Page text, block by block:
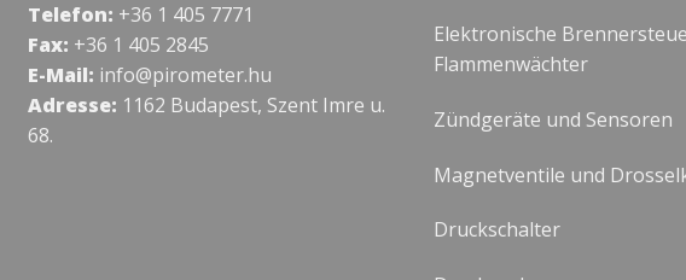
Telefon: +36 1 405 7771
Fax: +36 1 405 2845
E-Mail: info@pirometer.hu
Adresse: 1162 Budapest, Szent Imre u.
68.
Elektronische
Flammenwächter
Zündgeräte und Sensoren
Magnetventile und
Druckschalter